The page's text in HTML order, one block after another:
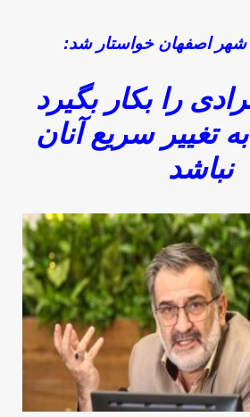
اصفهان خواستار شد:
را بکار بگیرد
تغییر سریع آنان
نباشد